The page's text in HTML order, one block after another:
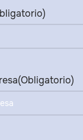
(Obligatorio)